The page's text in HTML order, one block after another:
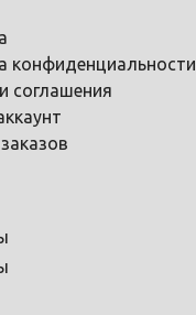
конфиденциальности
соглашения